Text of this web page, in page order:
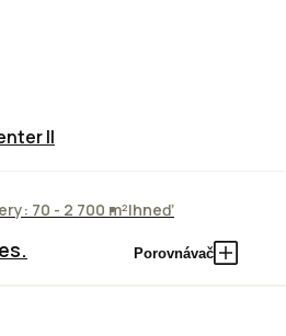
II
70 - 2 700 m²Ihneď
Porovnávač